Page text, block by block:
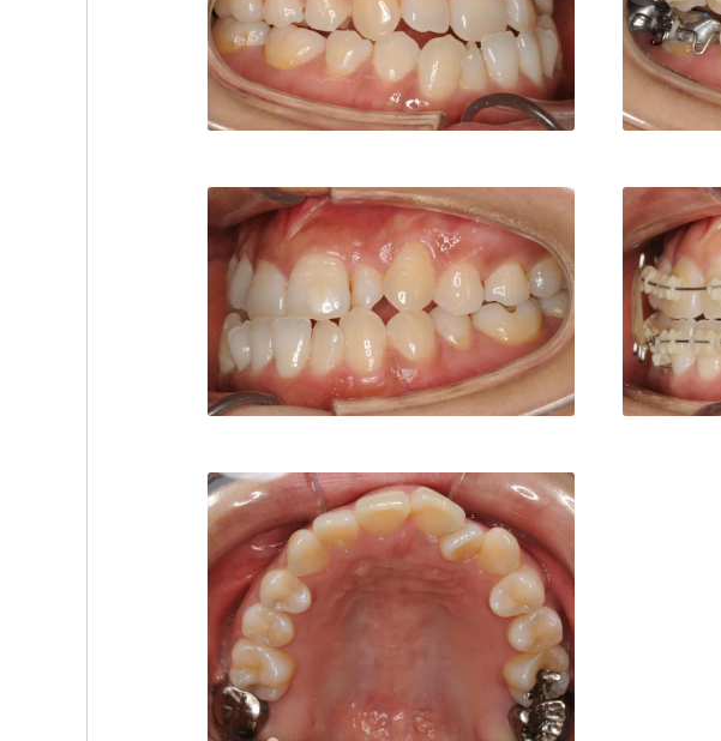
白数デンタルオフィス TEL:0862221182 白数デンタル
白数デンタルオフィス TEL:0862221182 白数デンタル
白数デンタルオフィス TEL:0862221182